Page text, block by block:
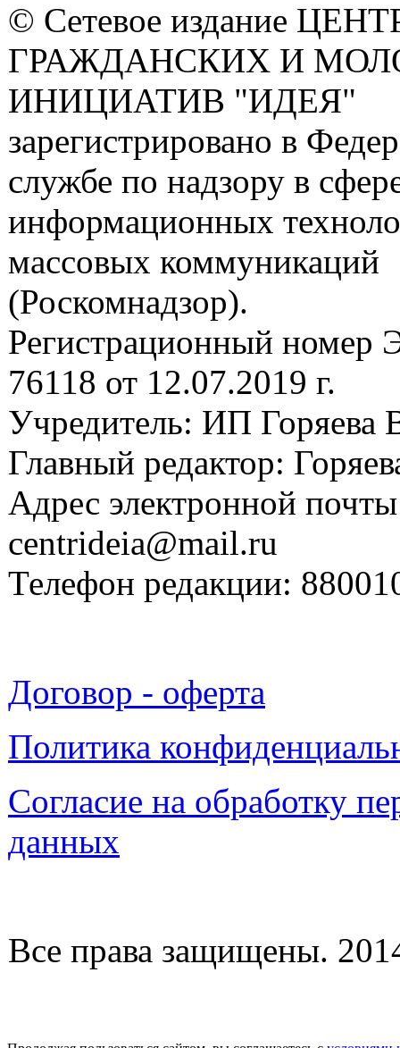
© Сетевое издание
ГРАЖДАНСКИХ И
ИНИЦИАТИВ "ИДЕЯ"
зарегистрировано в
службе по надзору в
информационных
массовых коммуникаций
(Роскомнадзор).
Регистрационный
76118 от 12.07.2019 г.
Учредитель: ИП Горяева
Главный редактор:
Адрес электронной
centrideia@mail.ru
Телефон редакции:
Договор - оферта
Политика
Согласие на обработку
данных
Все права защищены.